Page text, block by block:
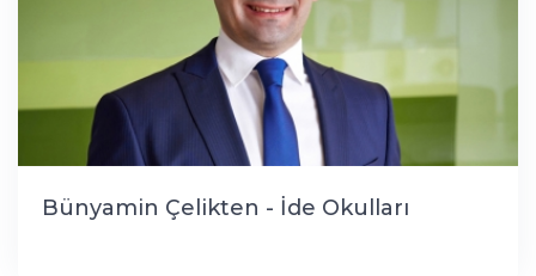
Bünyamin Çelikten - İde Okulları